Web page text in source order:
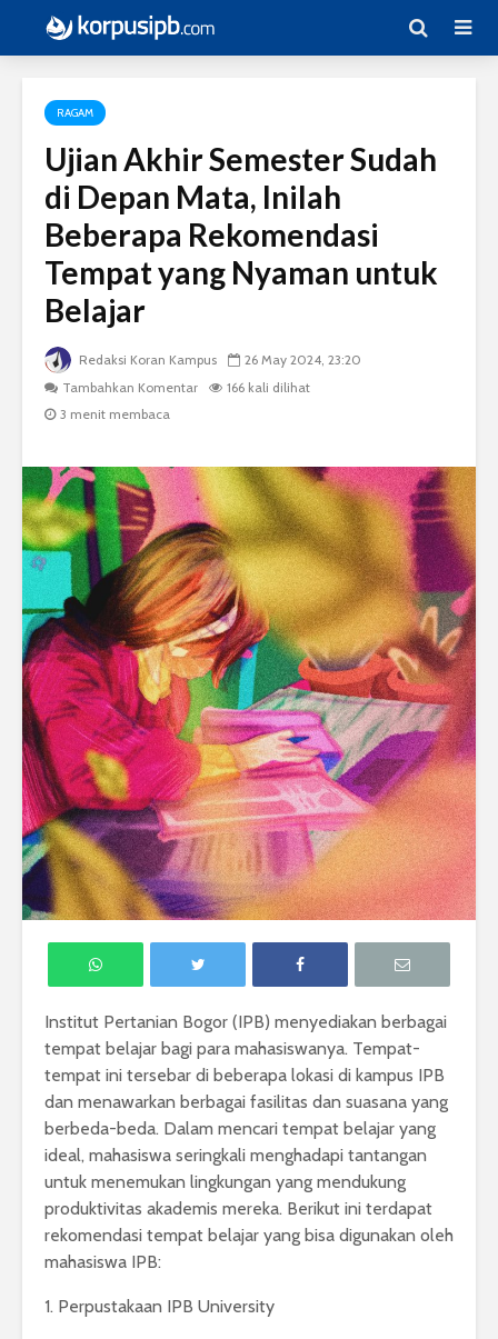
RAGAM
Ujian Akhir Semester Sudah
di Depan Mata, Inilah
Beberapa Rekomendasi
Tempat yang Nyaman untuk
Belajar
Redaksi Koran Kampus
26 May 2024, 23:20
Tambahkan Komentar
166 kali dilihat
3 menit membaca
Institut Pertanian Bogor (IPB) menyediakan berbagai
tempat belajar bagi para mahasiswanya. Tempat-
tempat ini tersebar di beberapa lokasi di kampus IPB
dan menawarkan berbagai fasilitas dan suasana yang
berbeda-beda. Dalam mencari tempat belajar yang
ideal, mahasiswa seringkali menghadapi tantangan
untuk menemukan lingkungan yang mendukung
produktivitas akademis mereka. Berikut ini terdapat
rekomendasi tempat belajar yang bisa digunakan oleh
mahasiswa IPB:
1. Perpustakaan IPB University